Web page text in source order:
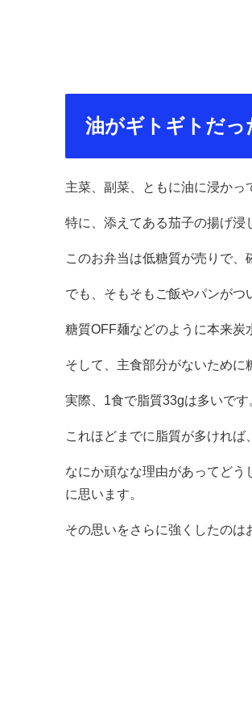
油がギトギトだっ
主菜、副菜、ともに油に浸かっ
特に、添えてある茄子の揚げ浸
このお弁当は低糖質が売りで、
でも、そもそもご飯やパンがつ
糖質OFF麺などのように本来炭
そして、主食部分がないため
実際、1食で脂質33gは多いで
これほどまでに脂質が多けれ
なにか頑なな理由があってど
に思います。
その思いをさらに強くしたのは